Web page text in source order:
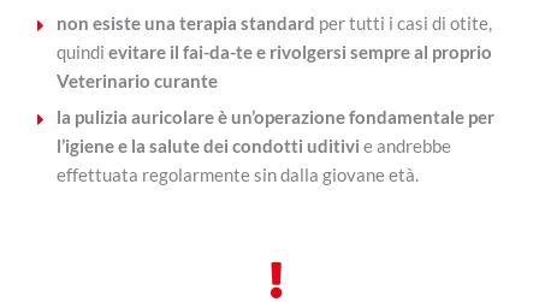
non esiste una terapia standard per tutti i casi di otite,
quindi evitare il fai-da-te e rivolgersi sempre al proprio
Veterinario curante
la pulizia auricolare è un’operazione fondamentale per
l’igiene e la salute dei condotti uditivi e andrebbe
effettuata regolarmente sin dalla giovane età.